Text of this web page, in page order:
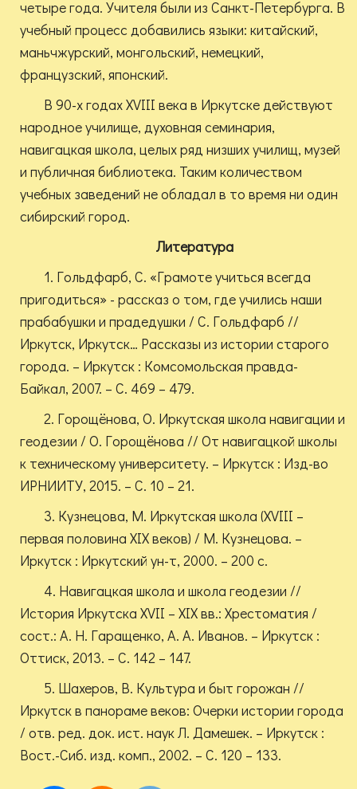
четыре года. Учителя были из Санкт-Петербурга. В
учебный процесс добавились языки: китайский,
маньчжурский, монгольский, немецкий,
французский, японский.
В 90-х годах XVIII века в Иркутске действуют
народное училище, духовная семинария,
навигацкая школа, целых ряд низших училищ, музей
и публичная библиотека. Таким количеством
учебных заведений не обладал в то время ни один
сибирский город.
Литература
1. Гольдфарб, С. «Грамоте учиться всегда
пригодиться» - рассказ о том, где учились наши
прабабушки и прадедушки / С. Гольдфарб //
Иркутск, Иркутск… Рассказы из истории старого
города. – Иркутск : Комсомольская правда-
Байкал, 2007. – С. 469 – 479.
2. Горощёнова, О. Иркутская школа навигации и
геодезии / О. Горощёнова // От навигацкой школы
к техническому университету. – Иркутск : Изд-во
ИРНИИТУ, 2015. – С. 10 – 21.
3. Кузнецова, М. Иркутская школа (XVIII –
первая половина XIX веков) / М. Кузнецова. –
Иркутск : Иркутский ун-т, 2000. – 200 с.
4. Навигацкая школа и школа геодезии //
История Иркутска XVII – XIX вв.: Хрестоматия /
сост.: А. Н. Гаращенко, А. А. Иванов. – Иркутск :
Оттиск, 2013. – С. 142 – 147.
5. Шахеров, В. Культура и быт горожан //
Иркутск в панораме веков: Очерки истории города
/ отв. ред. док. ист. наук Л. Дамешек. – Иркутск :
Вост.-Сиб. изд. комп., 2002. – С. 120 – 133.